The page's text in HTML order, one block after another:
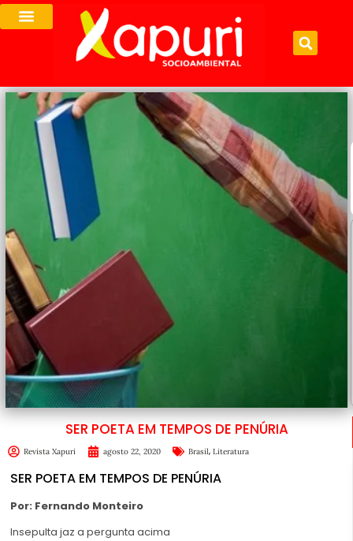
SER POETA EM TEMPOS DE PENÚRIA
Revista Xapuri agosto 22, 2020 Brasil, Literatura
SER POETA EM TEMPOS DE PENÚRIA
Por: Fernando Monteiro
Insepulta jaz a pergunta acima